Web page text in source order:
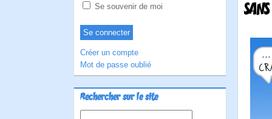
Se souvenir de moi
Créer un compte
Mot de passe oublié
Rechercher sur le site